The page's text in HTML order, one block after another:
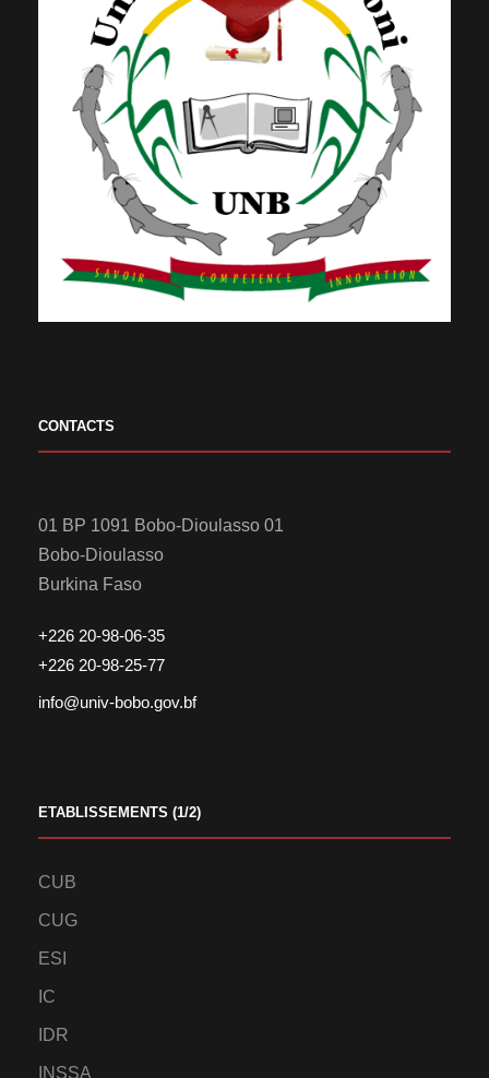
CONTACTS
01 BP 1091 Bobo-Dioulasso 01
Bobo-Dioulasso
Burkina Faso
+226 20-98-06-35
+226 20-98-25-77
info@univ-bobo.gov.bf
ETABLISSEMENTS (1/2)
CUB
CUG
ESI
IC
IDR
INSSA